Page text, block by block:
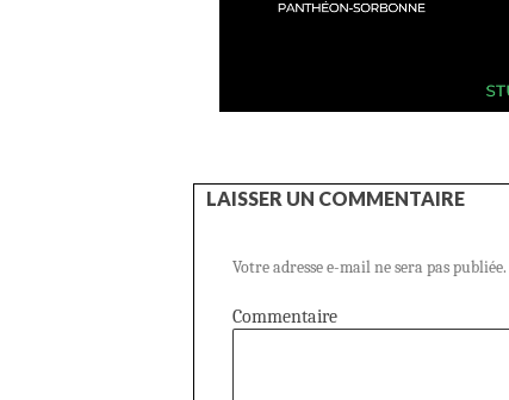
LAISSER UN COMMENTAIRE
Votre adresse e-mail ne sera pas publiée.
Commentaire